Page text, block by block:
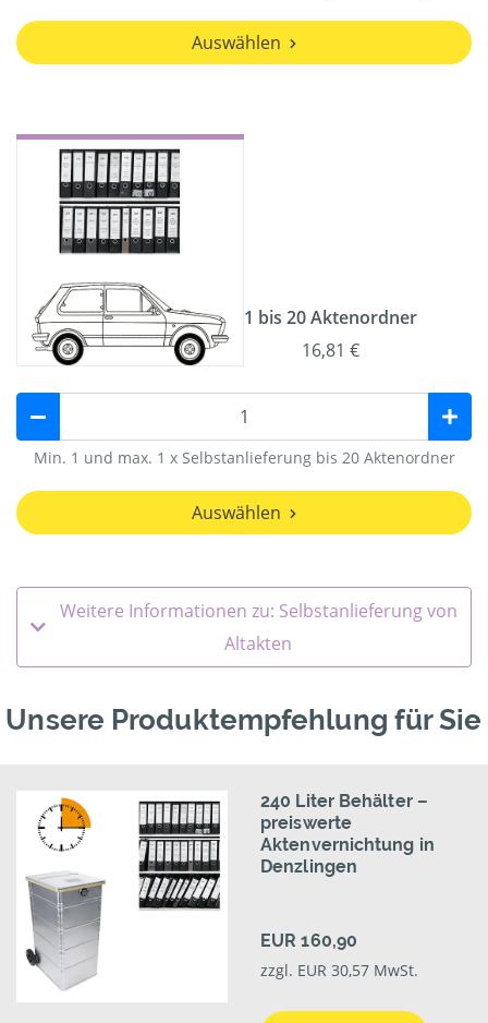
Auswählen
1 bis 20 Aktenordner
16,81 €
Min. 1 und max. 1 x Selbstanlieferung bis 20 Aktenordner
Auswählen
Weitere Informationen zu: Selbstanlieferung von
Altakten
Unsere Produktempfehlung für Sie
240 Liter Behälter –
preiswerte
Aktenvernichtung in
Denzlingen
EUR 160,90
zzgl. EUR 30,57 MwSt.